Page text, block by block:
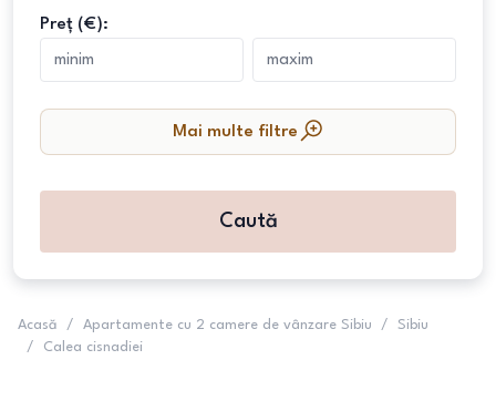
Preț (€):
Mai multe filtre
Caută
Acasă / Apartamente cu 2 camere de vânzare Sibiu /
Sibiu
/
Calea cisnadiei